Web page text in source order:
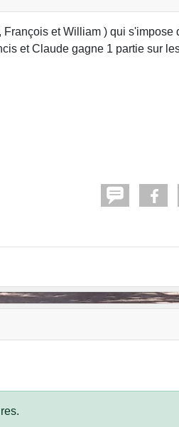
et William ) qui s'impose
et Claude gagne 1 partie sur